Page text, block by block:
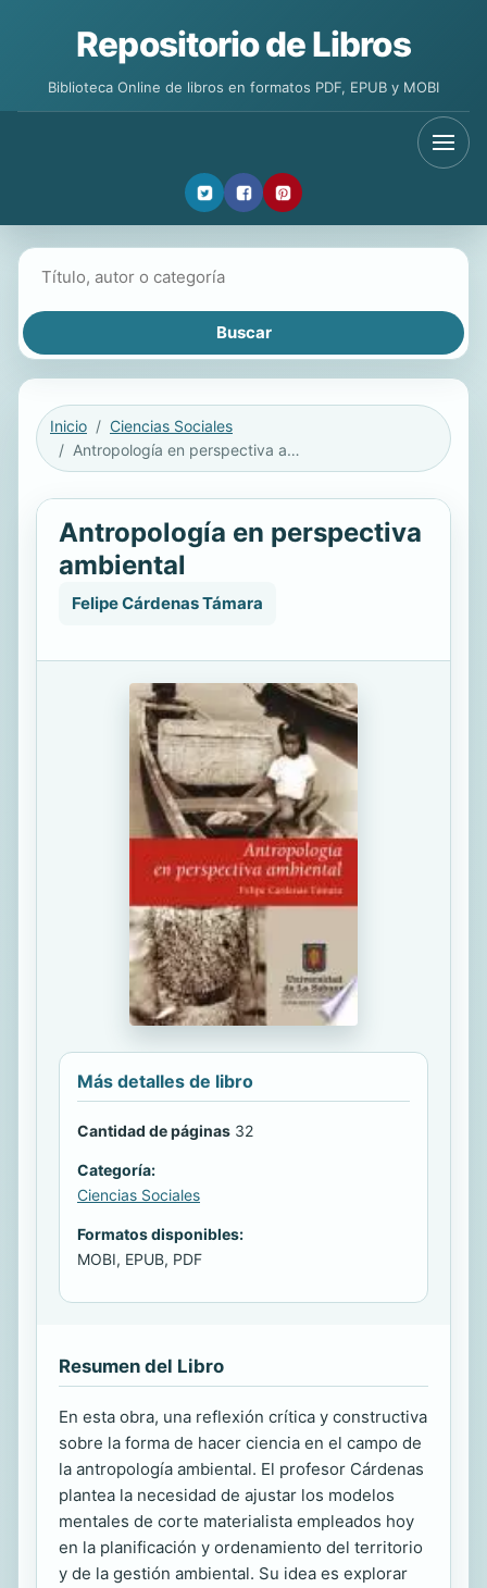
Repositorio de Libros
Biblioteca Online de libros en formatos PDF, EPUB y MOBI
Inicio
Ciencias Sociales
Antropología en perspectiva ambiental
Antropología en perspectiva
ambiental
Felipe Cárdenas Támara
Más detalles de libro
Cantidad de páginas 32
Categoría:
Ciencias Sociales
Formatos disponibles:
MOBI, EPUB, PDF
Resumen del Libro
En esta obra, una reflexión crítica y constructiva
sobre la forma de hacer ciencia en el campo de
la antropología ambiental. El profesor Cárdenas
plantea la necesidad de ajustar los modelos
mentales de corte materialista empleados hoy
en la planificación y ordenamiento del territorio
y de la gestión ambiental. Su idea es explorar